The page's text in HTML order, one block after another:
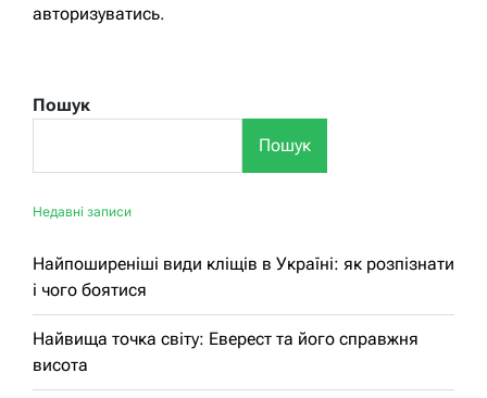
авторизуватись.
Пошук
Пошук
Недавні записи
Найпоширеніші види кліщів в Україні: як розпізнати
і чого боятися
Найвища точка світу: Еверест та його справжня
висота